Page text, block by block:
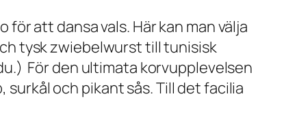
att dansa vals. Här kan man välja
tysk zwiebelwurst till tunisisk
För den ultimata korvupplevelsen
och pikant sås. Till det facilia